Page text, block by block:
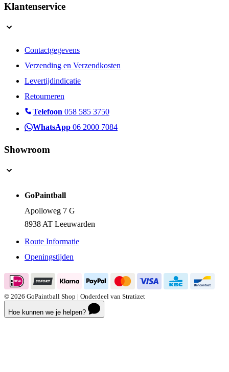
Klantenservice
Contactgegevens
Verzending en Verzendkosten
Levertijdindicatie
Retourneren
Telefoon 058 585 3750
WhatsApp 06 2000 7084
Showroom
GoPaintball
Apolloweg 7 G
8938 AT Leeuwarden
Route Informatie
Openingstijden
© 2026 GoPaintball Shop | Onderdeel van Stratizet
Hoe kunnen we je helpen?